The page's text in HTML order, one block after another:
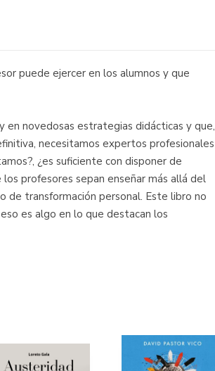
puede ejercer en los alumnos y que
en novedosas estrategias didácticas y que,
necesitamos expertos profesionales
¿es suficiente con disponer de
profesores sepan enseñar más allá del
de transformación personal. Este libro no
es algo en lo que destacan los